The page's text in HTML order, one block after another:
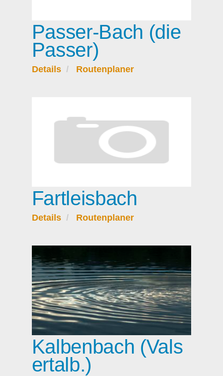
Passer-Bach (die
Passer)
Details Routenplaner
Fartleisbach
Details Routenplaner
Kalbenbach (Vals
ertalb.)